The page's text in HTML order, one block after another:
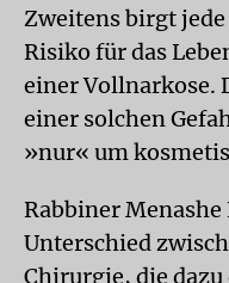
Zweitens birgt
Risiko für das
einer Vollnarkose.
einer solchen
»nur« um
Rabbiner
Unterschied
Chirurgie, die